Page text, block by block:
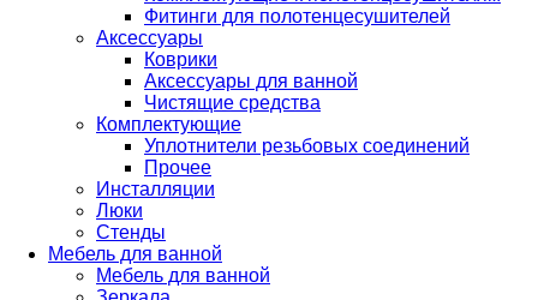
Фитинги для полотенцесушителей
Аксессуары
Коврики
Аксессуары для ванной
Чистящие средства
Комплектующие
Уплотнители резьбовых соединений
Прочее
Инсталляции
Люки
Стенды
Мебель для ванной
Мебель для ванной